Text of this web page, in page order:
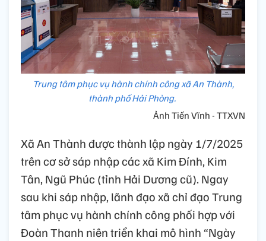
Trung tâm phục vụ hành chính công xã An Thành,
thành phố Hải Phòng.
Ảnh Tiến Vĩnh - TTXVN
Xã An Thành được thành lập ngày 1/7/2025
trên cơ sở sáp nhập các xã Kim Đính, Kim
Tân, Ngũ Phúc (tỉnh Hải Dương cũ). Ngay
sau khi sáp nhập, lãnh đạo xã chỉ đạo Trung
tâm phục vụ hành chính công phối hợp với
Đoàn Thanh niên triển khai mô hình “Ngày